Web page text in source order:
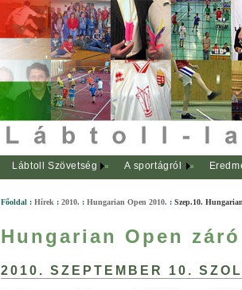
Lábtoll Szövetség A sportágról
Főoldal: Hírek : 2010. : Hungarian Open 2010. : Szep.10.
Hungarian Open
2010. SZEPTEMBER 10.